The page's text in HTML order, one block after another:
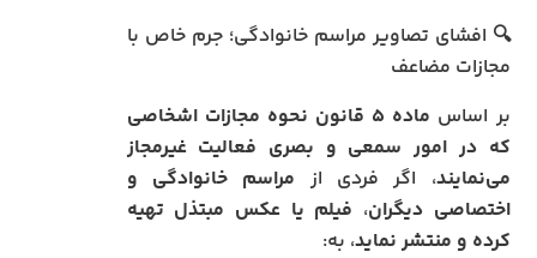
🔍 افشای تصاویر مراسم خانوادگی؛ جرم خاص با
مجازات مضاعف
بر اساس
ماده ۵ قانون نحوه مجازات اشخاصی
که در امور سمعی و بصری فعالیت غیرمجاز
می‌نمایند، اگر فردی از مراسم خانوادگی و
اختصاصی دیگران، فیلم یا عکس مبتذل تهیه
کرده و منتشر نماید، به: